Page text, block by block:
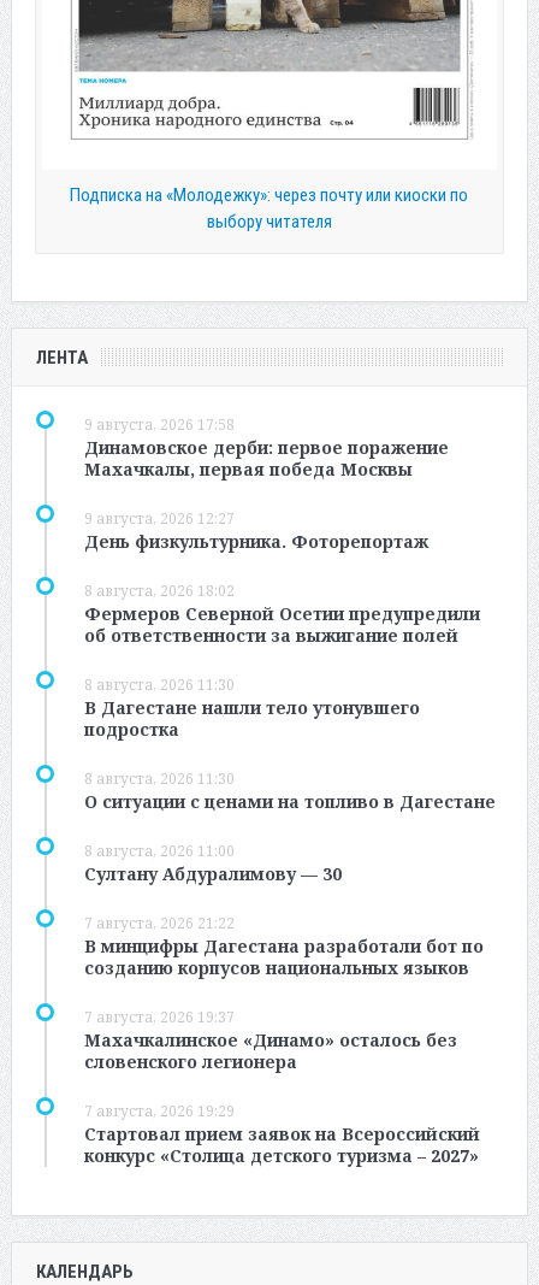
Подписка на «Молодежку»: через почту или киоски по
выбору читателя
ЛЕНТА
9 августа, 2026 17:58
Динамовское дерби: первое поражение
Махачкалы, первая победа Москвы
9 августа, 2026 12:27
День физкультурника. Фоторепортаж
8 августа, 2026 18:02
Фермеров Северной Осетии предупредили
об ответственности за выжигание полей
8 августа, 2026 11:30
В Дагестане нашли тело утонувшего
подростка
8 августа, 2026 11:30
О ситуации с ценами на топливо в Дагестане
8 августа, 2026 11:00
Султану Абдуралимову — 30
7 августа, 2026 21:22
В минцифры Дагестана разработали бот по
созданию корпусов национальных языков
7 августа, 2026 19:37
Махачкалинское «Динамо» осталось без
словенского легионера
7 августа, 2026 19:29
Стартовал прием заявок на Всероссийский
конкурс «Столица детского туризма – 2027»
КАЛЕНДАРЬ